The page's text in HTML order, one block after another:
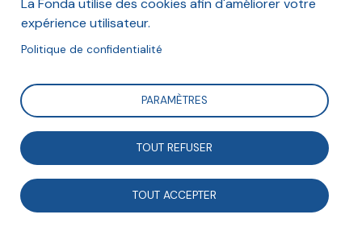
Adresse
Place Saint Christoly
France
Présentation
Intervenants
(1)
Organisateurs
(1)
La Fonda utilise des cookies afin d'améliorer votre
expérience utilisateur.
Politique de confidentialité
PARAMÈTRES
TOUT REFUSER
TOUT ACCEPTER